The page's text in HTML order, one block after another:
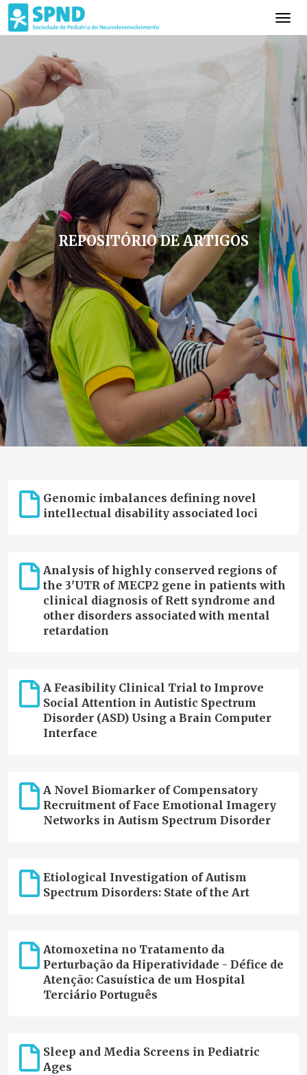
REPOSITÓRIO DE ARTIGOS
Genomic imbalances defining novel
intellectual disability associated loci
Analysis of highly conserved regions of
the 3'UTR of MECP2 gene in patients with
clinical diagnosis of Rett syndrome and
other disorders associated with mental
retardation
A Feasibility Clinical Trial to Improve
Social Attention in Autistic Spectrum
Disorder (ASD) Using a Brain Computer
Interface
A Novel Biomarker of Compensatory
Recruitment of Face Emotional Imagery
Networks in Autism Spectrum Disorder
Etiological Investigation of Autism
Spectrum Disorders: State of the Art
Atomoxetina no Tratamento da
Perturbação da Hiperatividade - Défice de
Atenção: Casuística de um Hospital
Terciário Português
Sleep and Media Screens in Pediatric
Ages